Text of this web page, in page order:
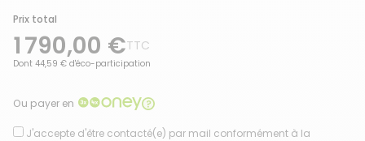
Prix total
1 790,00 €TTC
Dont 44,59 € d'éco-participation
Ou payer en
J'accepte d'être contacté(e) par mail conformément à la